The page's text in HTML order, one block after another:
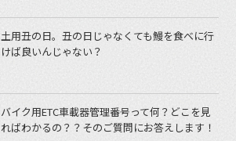
土用丑の日。丑の日じゃなくても鰻を食べに行
けば良いんじゃない？
バイク用ETC車載器管理番号って何？どこを見
ればわかるの？？そのご質問にお答えします！